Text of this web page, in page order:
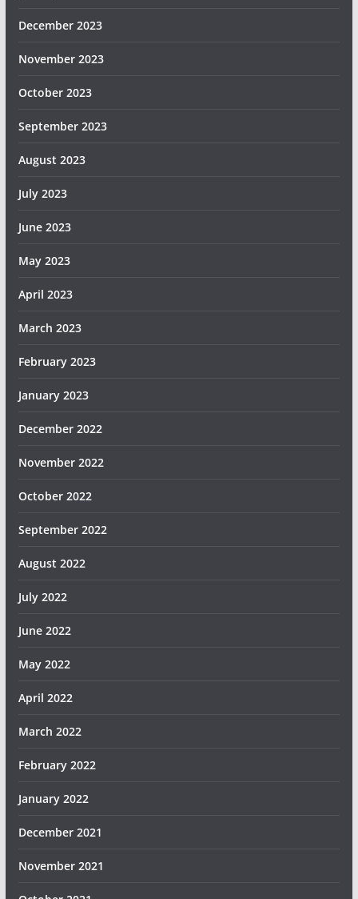
December 2023
November 2023
October 2023
September 2023
August 2023
July 2023
June 2023
May 2023
April 2023
March 2023
February 2023
January 2023
December 2022
November 2022
October 2022
September 2022
August 2022
July 2022
June 2022
May 2022
April 2022
March 2022
February 2022
January 2022
December 2021
November 2021